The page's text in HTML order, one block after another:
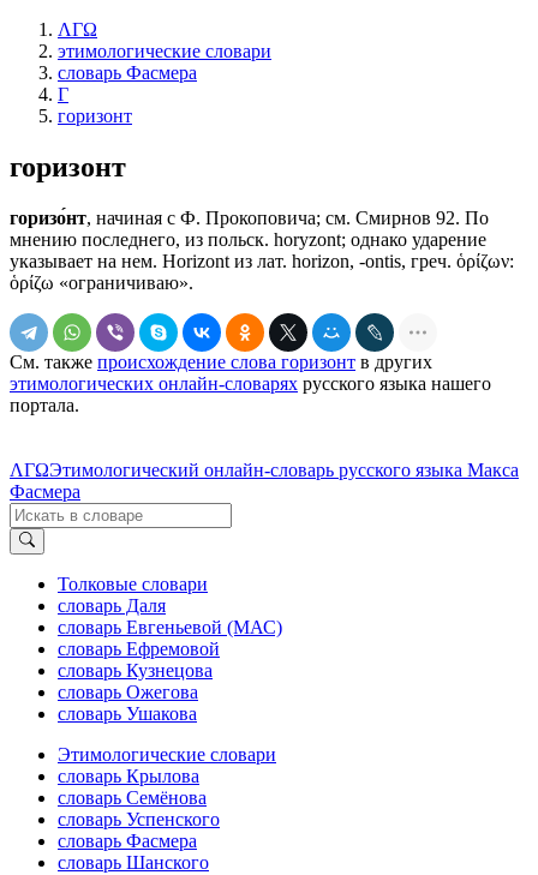
ΛΓΩ
этимологические словари
словарь Фасмера
Г
горизонт
горизонт
горизо́нт, начиная с Ф. Прокоповича; см. Смирнов 92. По
мнению последнего, из польск. horyzont; однако ударение
указывает на нем. Horizont из лат. horizon, -ontis, греч. ὁρίζων:
ὁρίζω «ограничиваю».
См. также происхождение слова горизонт в других
этимологических онлайн-словарях русского языка нашего
портала.
ΛΓΩЭтимологический онлайн-словарь русского языка Макса
Фасмера
Толковые словари
словарь Даля
словарь Евгеньевой (МАС)
словарь Ефремовой
словарь Кузнецова
словарь Ожегова
словарь Ушакова
Этимологические словари
словарь Крылова
словарь Семёнова
словарь Успенского
словарь Фасмера
словарь Шанского